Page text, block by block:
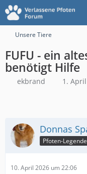
Unsere Tiere
FUFU - ein
benötigt Hilfe
ekbrand 1.
Donnas
Pfoten-Legende
10. April 2026 um 22:06